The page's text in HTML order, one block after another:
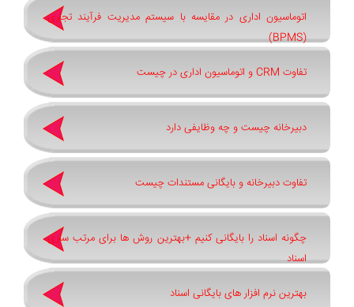
اتوماسیون اداری در مقایسه با سیستم مدیریت فرآیند تجاری
(BPMS)
تفاوت CRM و اتوماسیون اداری در چیست
دبیرخانه چیست و چه وظایفی دارد
تفاوت دبیرخانه و بایگانی مستندات چیست
چگونه اسناد را بایگانی کنیم +بهترین روش ‌ها برای مرتب ‌سازی
اسناد
بهترین نرم ‌افزار های بایگانی اسناد